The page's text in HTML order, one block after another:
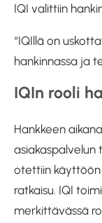
IQI valittiin
“IQIllä on
hankinnassa ja
IQIn rooli
Hankkeen
asiakaspalvelun
otettiin
ratkaisu. IQI
merkittävässä